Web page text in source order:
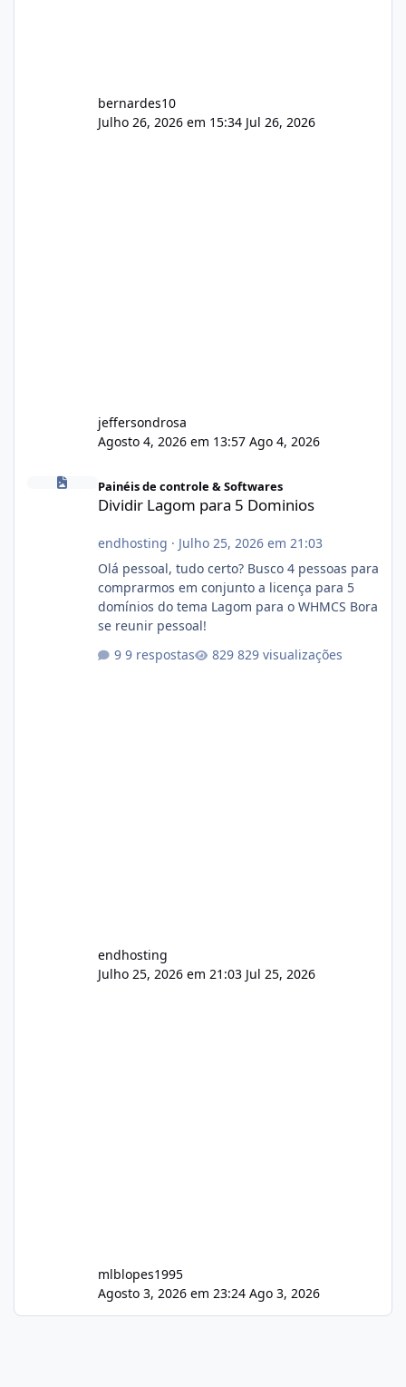
bernardes10
Julho 26, 2026 em 15:34 Jul 26, 2026
jeffersondrosa
Agosto 4, 2026 em 13:57 Ago 4, 2026
Dividir Lagom para 5 Dominios
Painéis de controle & Softwares
Dividir Lagom para 5 Dominios
endhosting · Julho 25, 2026 em 21:03
Olá pessoal, tudo certo? Busco 4 pessoas para
comprarmos em conjunto a licença para 5
domínios do tema Lagom para o WHMCS Bora
se reunir pessoal!
9 respostas
829 visualizações
endhosting
Julho 25, 2026 em 21:03 Jul 25, 2026
mlblopes1995
Agosto 3, 2026 em 23:24 Ago 3, 2026